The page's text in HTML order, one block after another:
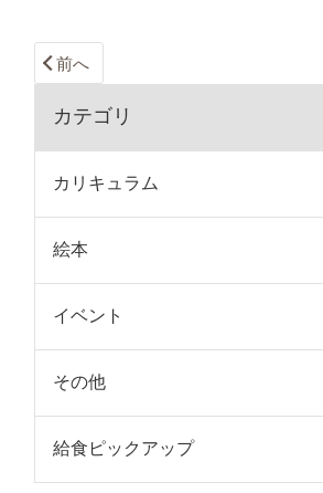
前へ
カテゴリ
カリキュラム
絵本
イベント
その他
給食ピックアップ